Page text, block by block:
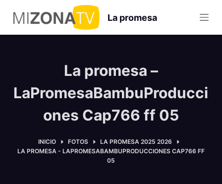
S
a
l
La promesa
La promesa –
LaPromesaBambuProducci
ones Cap766 ff 05
INICIO FOTOS
LA PROMESA 2025 2026
LA PROMESA - LAPROMESABAMBUPRODUCCIONES CAP766 FF
05